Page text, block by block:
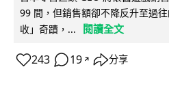
99 間，但銷售額卻不降反升至過
收」奇蹟，...
閱讀全文
243 19 ↗ 分享